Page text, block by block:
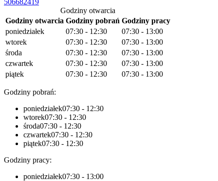
Godziny otwarcia
Godziny otwarcia Godziny pobrań Godziny pracy
poniedziałek
07:30 - 12:30
07:30 - 13:00
wtorek
07:30 - 12:30
07:30 - 13:00
środa
07:30 - 12:30
07:30 - 13:00
czwartek
07:30 - 12:30
07:30 - 13:00
piątek
07:30 - 12:30 07:30 - 13:00
Godziny pobrań:
poniedziałek07:30 - 12:30
wtorek07:30 - 12:30
środa07:30 - 12:30
czwartek07:30 - 12:30
piątek07:30 - 12:30
Godziny pracy:
poniedziałek07:30 - 13:00